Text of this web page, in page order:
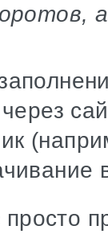
через